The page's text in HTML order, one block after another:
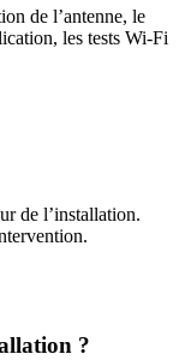
de l’antenne, le
les tests Wi-Fi
de l’installation.
?